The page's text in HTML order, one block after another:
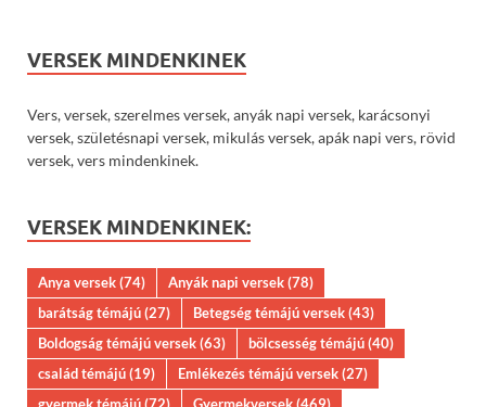
VERSEK MINDENKINEK
Vers, versek, szerelmes versek, anyák napi versek, karácsonyi
versek, születésnapi versek, mikulás versek, apák napi vers, rövid
versek, vers mindenkinek.
VERSEK MINDENKINEK:
Anya versek(74) Anyák napi versek(78)
barátság témájú(27) Betegség témájú versek(43)
Boldogság témájú versek(63) bölcsesség témájú(40)
család témájú(19) Emlékezés témájú versek(27)